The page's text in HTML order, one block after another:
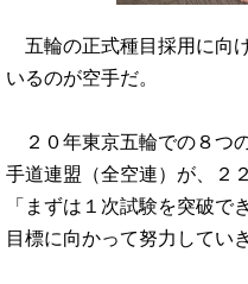
五輪の正式種目採用に向
いるのが空手だ。
２０年東京五輪での８つ
手道連盟（全空連）が、２
「まずは１次試験を突破で
目標に向かって努力してい